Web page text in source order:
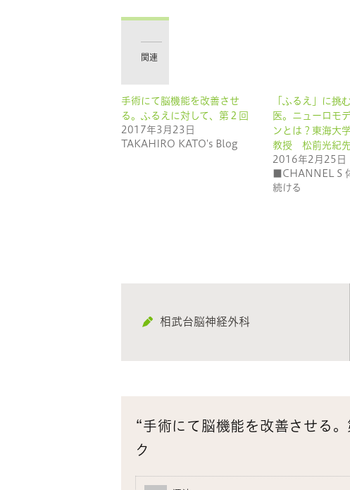
て
共
有
(新
ィ
ン
ド
ウ
で
開
き
る
く
だ
さ
い
(新
し
い
関連
手術にて脳機能を改善させ
る。ふるえに対して、第２回
2017年3月23日
TAKAHIRO KATO's Blog
「ふるえ」に挑
医。ニューロモ
ンとは？東海大
教授 松前光紀
2016年2月25日
■CHANNEL S
続ける
相武台脳神経外科
“手術にて脳機能を改善させる
ク